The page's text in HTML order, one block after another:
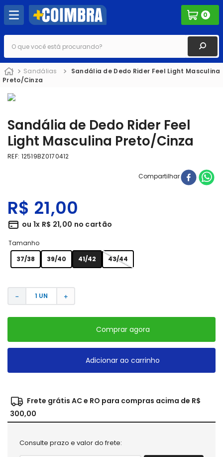
0
O que você está procurando?
Sandálias
Sandália de Dedo Rider Feel Light Masculina
Preto/Cinza
Sandália de Dedo Rider Feel
Light Masculina Preto/Cinza
REF: 12519BZ0170412
Compartilhar
R$ 21,00
ou 1x R$ 21,00 no cartão
Tamanho
37/38
39/40 41/42 43/44
＋
－
Comprar agora
Adicionar ao carrinho
Frete grátis AC e RO para compras acima de R$
300,00
Consulte prazo e valor do frete: